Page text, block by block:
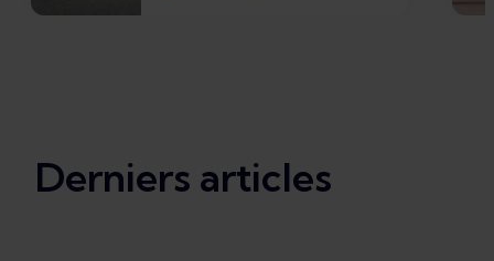
Derniers articles